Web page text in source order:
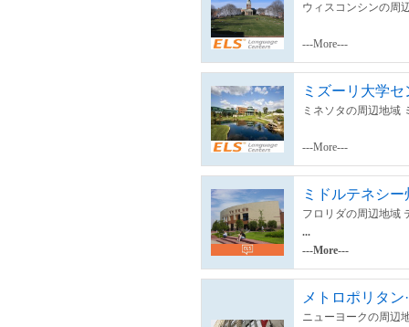
ウィスコンシンの周
---More---
ミズーリ大学
ミネソタの周辺地域
---More---
ミドルテネシ
フロリダの周辺地域
...
---More---
メトロポリタン
ニューヨークの周辺